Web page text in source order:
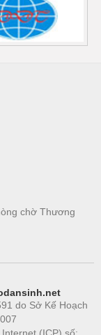
chờ Thương
do Sở Kế Hoạch
(ICP) số: